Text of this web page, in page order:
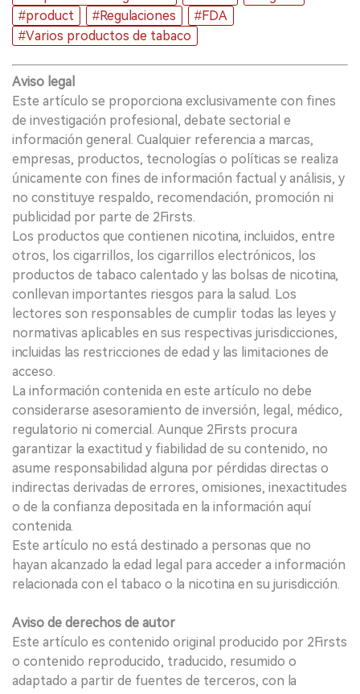
#product
#Regulaciones
#FDA
#Varios productos de tabaco
Aviso legal
Este artículo se proporciona exclusivamente con fines
de investigación profesional, debate sectorial e
información general. Cualquier referencia a marcas,
empresas, productos, tecnologías o políticas se realiza
únicamente con fines de información factual y análisis, y
no constituye respaldo, recomendación, promoción ni
publicidad por parte de 2Firsts.
Los productos que contienen nicotina, incluidos, entre
otros, los cigarrillos, los cigarrillos electrónicos, los
productos de tabaco calentado y las bolsas de nicotina,
conllevan importantes riesgos para la salud. Los
lectores son responsables de cumplir todas las leyes y
normativas aplicables en sus respectivas jurisdicciones,
incluidas las restricciones de edad y las limitaciones de
acceso.
La información contenida en este artículo no debe
considerarse asesoramiento de inversión, legal, médico,
regulatorio ni comercial. Aunque 2Firsts procura
garantizar la exactitud y fiabilidad de su contenido, no
asume responsabilidad alguna por pérdidas directas o
indirectas derivadas de errores, omisiones, inexactitudes
o de la confianza depositada en la información aquí
contenida.
Este artículo no está destinado a personas que no
hayan alcanzado la edad legal para acceder a información
relacionada con el tabaco o la nicotina en su jurisdicción.
Aviso de derechos de autor
Este artículo es contenido original producido por 2Firsts
o contenido reproducido, traducido, resumido o
adaptado a partir de fuentes de terceros, con la